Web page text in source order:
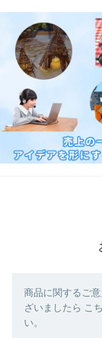
商品に関するご
ざいましたら こ
い。